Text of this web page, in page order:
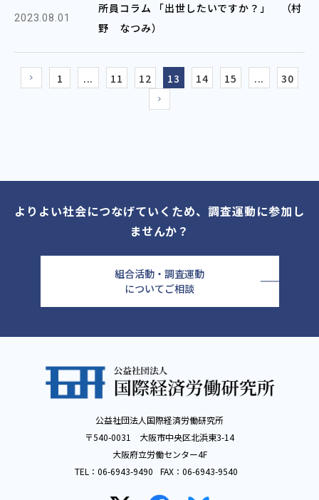
2023.08.01
所員コラム 「出世したいですか？」 （村
野 なつみ）
1 ... 11 12 13 14 15 ... 30
よりよい社会につなげていくため、調査運動に参加し
ませんか？
組合活動・調査運動
についてご相談
公益社団法人国際経済労働研究所
〒540-0031 大阪市中央区北浜東3-14
大阪府立労働センター4F
TEL： 06-6943-9490 FAX： 06-6943-9540